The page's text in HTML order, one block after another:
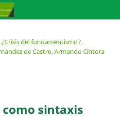
del fundamentismo?.
de Castro, Armando Cíntora
sintaxis